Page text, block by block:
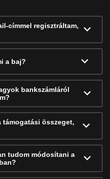
címmel regisztráltam,
a baj?
bankszámláról
támogatási összeget,
tudom módosítani a